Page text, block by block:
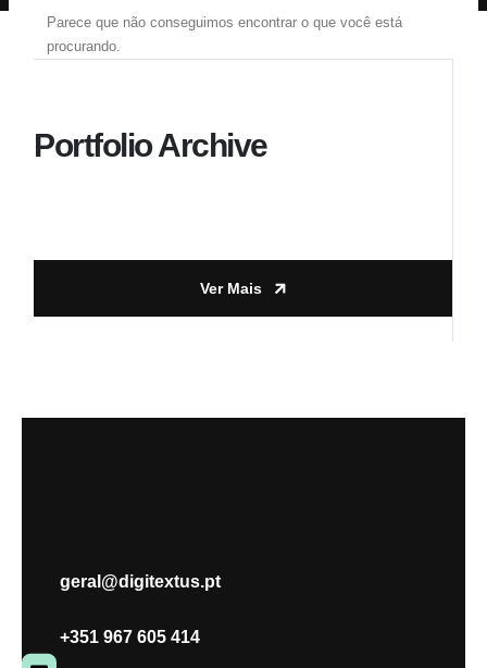
Parece que não conseguimos encontrar o que você está
procurando.
Ver Mais
Portfolio Archive
geral@digitextus.pt
+351 967 605 414